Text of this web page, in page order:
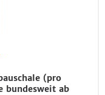
(pro
bundesweit ab